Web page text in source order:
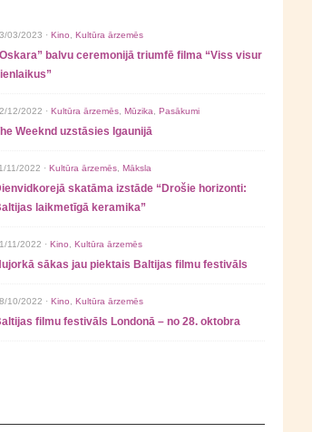
03/2023 · Kino Kultūra ārzemēs
balvu ceremonijā triumfē filma “Viss visur
12/2022 · Kultūra ārzemēs Mūzika Pasākumi
Weeknd uzstāsies Igaunijā
11/2022 · Kultūra ārzemēs Māksla
skatāma izstāde “Drošie horizonti:
laikmetīgā keramika”
11/2022 · Kino Kultūra ārzemēs
sākas jau piektais Baltijas filmu festivāls
10/2022 · Kino Kultūra ārzemēs
filmu festivāls Londonā – no 28. oktobra